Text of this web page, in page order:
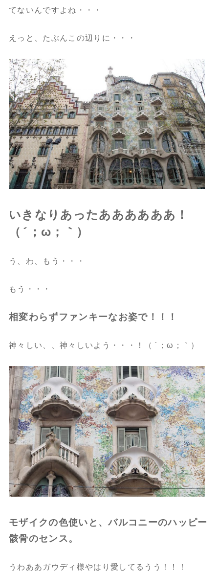
てないんですよね・・・
えっと、たぶんこの辺りに・・・
いきなりあったああああああ！
（´；ω；｀）
う、わ、もう・・・
もう・・・
相変わらずファンキーなお姿で！！！
神々しい、、神々しいよう・・・！（´；ω；｀）
モザイクの色使いと、バルコニーのハッピー
骸骨のセンス。
うわああガウディ様やはり愛してるうう！！！